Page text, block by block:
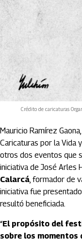
Crédito de caricaturas
Mauricio Ramírez
Caricaturas por la Vida
otros dos eventos que
iniciativa de José Arles
Calarcá , formador de
iniciativa fue
resultó beneficiada.
“El propósito del
sobre los momentos